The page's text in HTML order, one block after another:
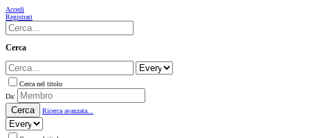
Accedi
Registrati
Cerca
Cerca nel titolo
Da:
Cerca Ricerca avanzata...